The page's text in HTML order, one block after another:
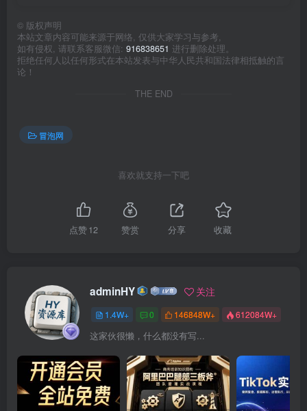
© 版权声明
本站文章内容可能来源于网络, 仅供大家学习与参考,
如有侵权, 请联系客服微信: 916838651 进行删除处理。
拒绝任何人以任何形式在本站发表与中华人民共和国法律相抵触的言
论！
THE END
冒泡网
喜欢就支持一下吧
点赞12 赞赏 分享 收藏
adminHY 关注
1.4W+ 0 146848W+ 612084W+
这家伙很懒，什么都没有写...